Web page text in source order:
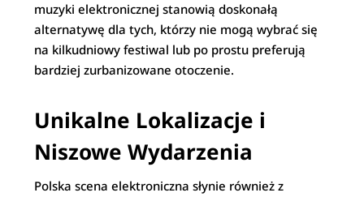
muzyki elektronicznej stanowią doskonałą
alternatywę dla tych, którzy nie mogą wybrać się
na kilkudniowy festiwal lub po prostu preferują
bardziej zurbanizowane otoczenie.
Unikalne Lokalizacje i
Niszowe Wydarzenia
Polska scena elektroniczna słynie również z